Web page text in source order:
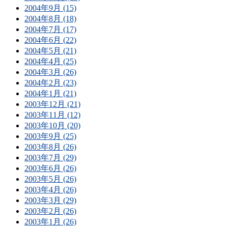
2004年9月 (15)
2004年8月 (18)
2004年7月 (17)
2004年6月 (22)
2004年5月 (21)
2004年4月 (25)
2004年3月 (26)
2004年2月 (23)
2004年1月 (21)
2003年12月 (21)
2003年11月 (12)
2003年10月 (20)
2003年9月 (25)
2003年8月 (26)
2003年7月 (29)
2003年6月 (26)
2003年5月 (26)
2003年4月 (26)
2003年3月 (29)
2003年2月 (26)
2003年1月 (26)